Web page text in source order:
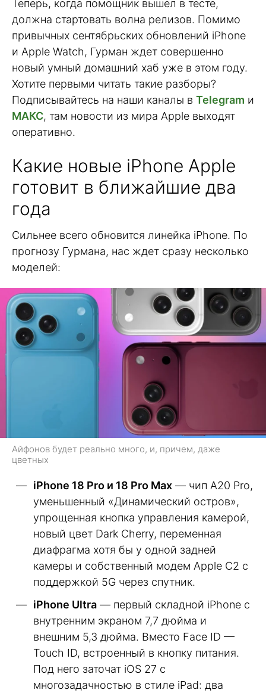
Теперь, когда помощник вышел в тесте,
должна стартовать волна релизов. Помимо
привычных сентябрьских обновлений iPhone
и Apple Watch, Гурман ждет совершенно
новый умный домашний хаб уже в этом году.
Хотите первыми читать такие разборы?
Подписывайтесь на наши каналы в Telegram и
МАКС, там новости из мира Apple выходят
оперативно.
Какие новые iPhone Apple
готовит в ближайшие два
года
Сильнее всего обновится линейка iPhone. По
прогнозу Гурмана, нас ждет сразу несколько
моделей:
Айфонов будет реально много, и, причем, даже
цветных
iPhone 18 Pro и 18 Pro Max — чип A20 Pro,
уменьшенный «Динамический остров»,
упрощенная кнопка управления камерой,
новый цвет Dark Cherry, переменная
диафрагма хотя бы у одной задней
камеры и собственный модем Apple C2 с
поддержкой 5G через спутник.
iPhone Ultra — первый складной iPhone с
внутренним экраном 7,7 дюйма и
внешним 5,3 дюйма. Вместо Face ID —
Touch ID, встроенный в кнопку питания.
Под него заточат iOS 27 с
многозадачностью в стиле iPad: два